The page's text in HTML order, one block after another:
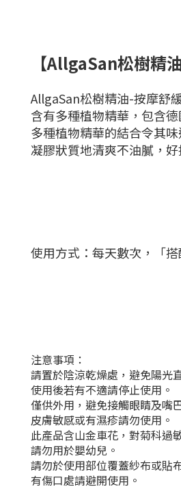
【AllgaSan松樹精
AllgaSan松樹精油-按摩舒
含有多種植物精華，包含
多種植物精華的結合令其
凝膠狀質地清爽不油膩，好
使用方式：每天數次，「
注意事項：
請置於陰涼乾燥處，避免陽光
使用後若有不適請停止使用。
僅供外用，避免接觸眼睛及嘴
皮膚敏感或有濕疹請勿使用。
此產品含山金車花，對菊科過
請勿用於嬰幼兒。
請勿於使用部位覆蓋紗布或貼
有傷口處請避開使用。